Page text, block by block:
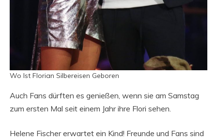
Wo Ist Florian Silbereisen Geboren
Auch Fans dürften es genießen, wenn sie am Samstag
zum ersten Mal seit einem Jahr ihre Flori sehen.
Helene Fischer erwartet ein Kind! Freunde und Fans sind